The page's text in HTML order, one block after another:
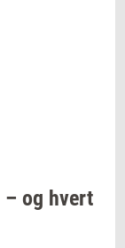
– og hvert